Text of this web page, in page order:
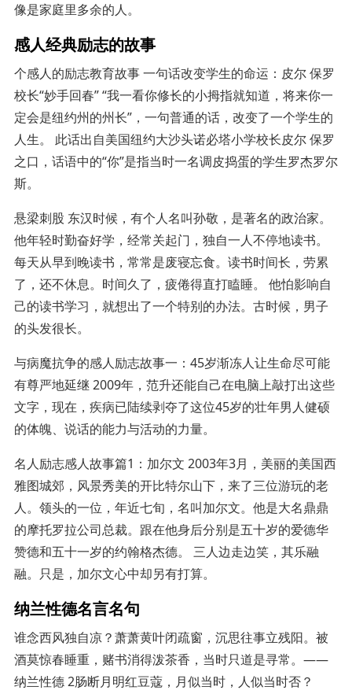
像是家庭里多余的人。
感人经典励志的故事
个感人的励志教育故事 一句话改变学生的命运：皮尔 保罗
校长“妙手回春” “我一看你修长的小拇指就知道，将来你一
定会是纽约州的州长”，一句普通的话，改变了一个学生的
人生。 此话出自美国纽约大沙头诺必塔小学校长皮尔 保罗
之口，话语中的“你”是指当时一名调皮捣蛋的学生罗杰罗尔
斯。
悬梁刺股 东汉时候，有个人名叫孙敬，是著名的政治家。
他年轻时勤奋好学，经常关起门，独自一人不停地读书。
每天从早到晚读书，常常是废寝忘食。读书时间长，劳累
了，还不休息。时间久了，疲倦得直打瞌睡。 他怕影响自
己的读书学习，就想出了一个特别的办法。古时候，男子
的头发很长。
与病魔抗争的感人励志故事一：45岁渐冻人让生命尽可能
有尊严地延继 2009年，范升还能自己在电脑上敲打出这些
文字，现在，疾病已陆续剥夺了这位45岁的壮年男人健硕
的体魄、说话的能力与活动的力量。
名人励志感人故事篇1：加尔文 2003年3月，美丽的美国西
雅图城郊，风景秀美的开比特尔山下，来了三位游玩的老
人。领头的一位，年近七旬，名叫加尔文。他是大名鼎鼎
的摩托罗拉公司总裁。跟在他身后分别是五十岁的爱德华
赞德和五十一岁的约翰格杰德。 三人边走边笑，其乐融
融。只是，加尔文心中却另有打算。
纳兰性德名言名句
谁念西风独自凉？萧萧黄叶闭疏窗，沉思往事立残阳。被
酒莫惊春睡重，赌书消得泼茶香，当时只道是寻常。——
纳兰性德 2肠断月明红豆蔻，月似当时，人似当时否？